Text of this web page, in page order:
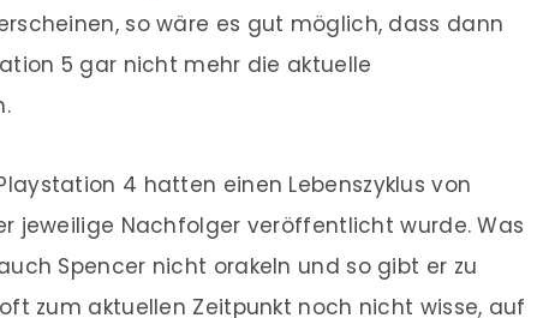
so wäre es gut möglich, dass dann
5 gar nicht mehr die aktuelle
4 hatten einen Lebenszyklus von
jeweilige Nachfolger veröffentlicht wurde. Was
Spencer nicht orakeln und so gibt er zu
zum aktuellen Zeitpunkt noch nicht wisse, auf